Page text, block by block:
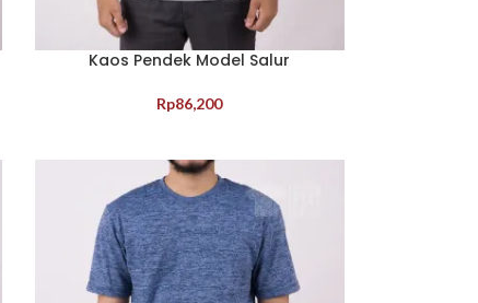
Kaos Pendek Model Salur
Rp86,200